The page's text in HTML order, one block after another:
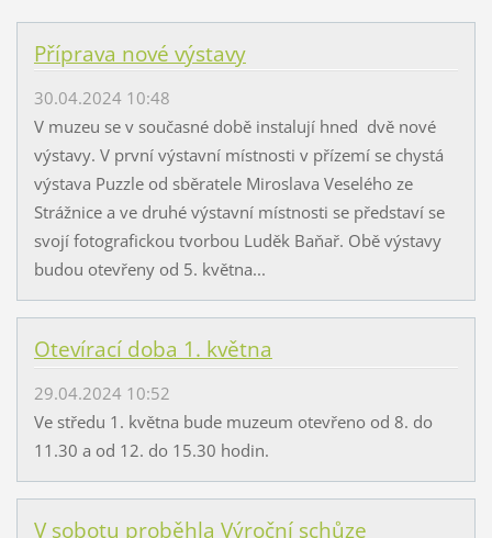
Příprava nové výstavy
30.04.2024 10:48
V muzeu se v současné době instalují hned dvě nové
výstavy. V první výstavní místnosti v přízemí se chystá
výstava Puzzle od sběratele Miroslava Veselého ze
Strážnice a ve druhé výstavní místnosti se představí se
svojí fotografickou tvorbou Luděk Baňař. Obě výstavy
budou otevřeny od 5. května...
Otevírací doba 1. května
29.04.2024 10:52
Ve středu 1. května bude muzeum otevřeno od 8. do
11.30 a od 12. do 15.30 hodin.
V sobotu proběhla Výroční schůze